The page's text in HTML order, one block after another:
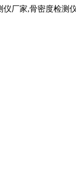
厂家,骨密度检